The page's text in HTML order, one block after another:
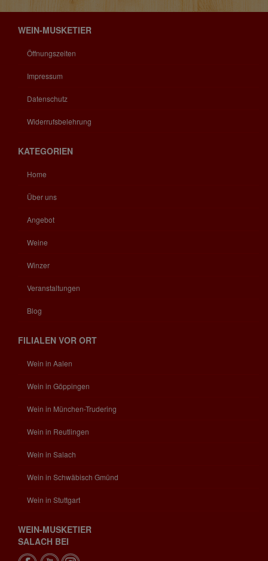
WEIN-MUSKETIER
Öffnungszeiten
Impressum
Datenschutz
Widerrufsbelehrung
KATEGORIEN
Home
Über uns
Angebot
Weine
Winzer
Veranstaltungen
Blog
FILIALEN VOR ORT
Wein in Aalen
Wein in Göppingen
Wein in München-Trudering
Wein in Reutlingen
Wein in Salach
Wein in Schwäbisch Gmünd
Wein in Stuttgart
WEIN-MUSKETIER
SALACH BEI